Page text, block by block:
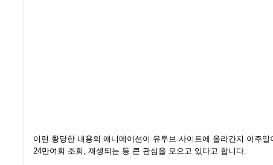
이런 황당한 내용의 애니메이션이 유투브 사이트에 올라간지 이주
24만여회 조회, 재생되는 등 큰 관심을 모으고 있다고 합니다.